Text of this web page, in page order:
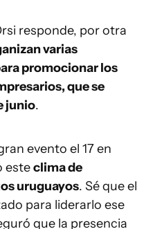
responde, por otra
varias
promocionar los
que se
junio.
evento el 17 en
esteclima de
uruguayos. Sé que el
para liderarlo ese
que la presencia